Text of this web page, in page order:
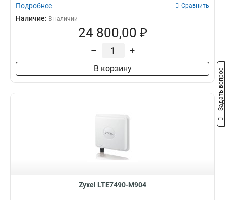
Подробнее Сравнить
Наличие: В наличии
24 800,00 ₽
– +
В корзину
Zyxel LTE7490-M904
Задать вопрос